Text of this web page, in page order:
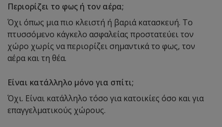
Περιορίζει το φως ή τον αέρα;
Όχι όπως μια πιο κλειστή ή βαριά κατασκευή. Το
πτυσσόμενο κάγκελο ασφαλείας προστατεύει τον
χώρο χωρίς να περιορίζει σημαντικά το φως, τον
αέρα και τη θέα.
Είναι κατάλληλο μόνο για σπίτι;
Όχι. Είναι κατάλληλο τόσο για κατοικίες όσο και για
επαγγελματικούς χώρους.